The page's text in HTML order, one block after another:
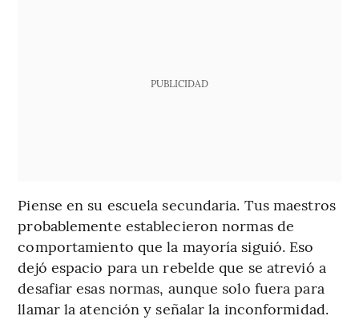
PUBLICIDAD
Piense en su escuela secundaria. Tus maestros
probablemente establecieron normas de
comportamiento que la mayoría siguió. Eso
dejó espacio para un rebelde que se atrevió a
desafiar esas normas, aunque solo fuera para
llamar la atención y señalar la inconformidad.